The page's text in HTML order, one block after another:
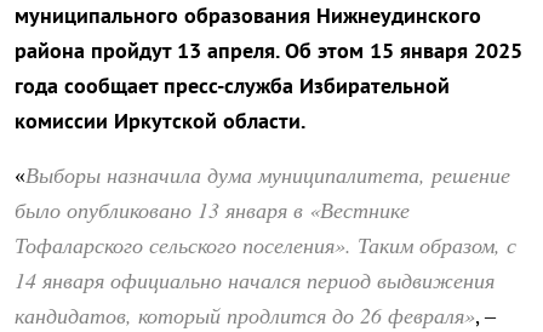
муниципального образования Нижнеудинского
района пройдут 13 апреля. Об этом 15 января 2025
года сообщает пресс-служба Избирательной
комиссии Иркутской области.
«Выборы назначила дума муниципалитета, решение
было опубликовано 13 января в «Вестнике
Тофаларского сельского поселения». Таким образом, с
14 января официально начался период выдвижения
кандидатов, который продлится до 26 февраля», –